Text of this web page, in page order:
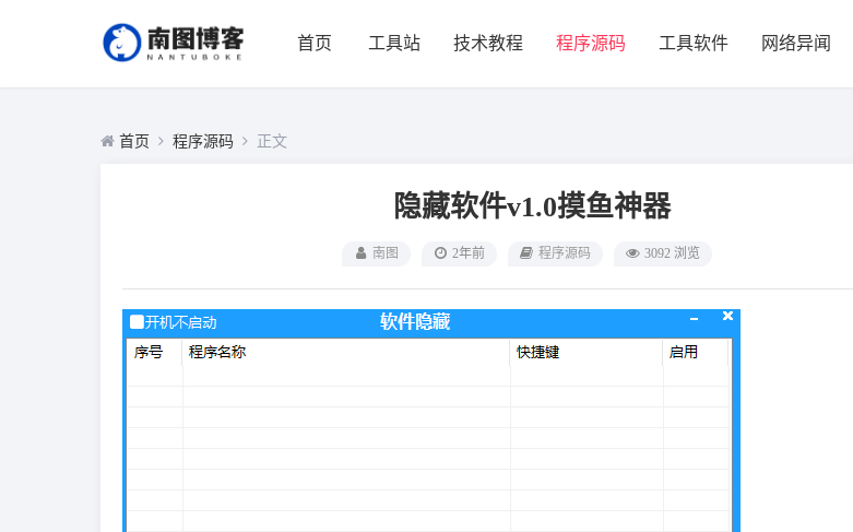
首页 工具站 技术教程 程序源码 工具软件 网络异闻
首页 程序源码 正文
隐藏软件v1.0摸鱼神器
南图 2年前 程序源码 3092 浏览